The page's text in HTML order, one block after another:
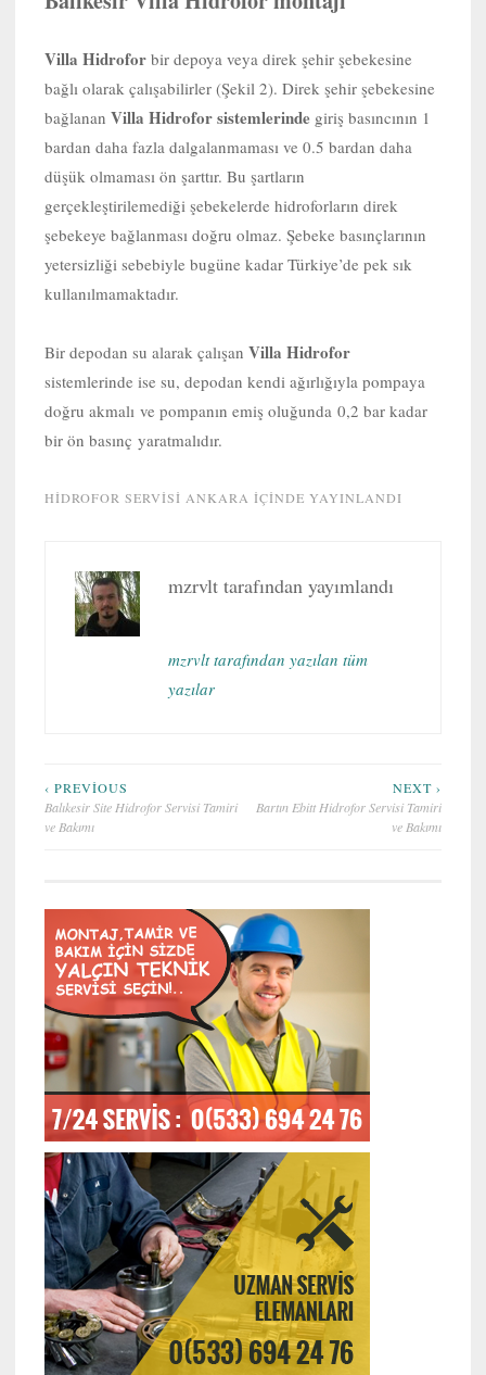
Villa Hidrofor bir depoya veya direk şehir şebekesine
bağlı olarak çalışabilirler (Şekil 2). Direk şehir şebekesine
bağlanan Villa Hidrofor sistemlerinde giriş basıncının 1
bardan daha fazla dalgalanmaması ve 0.5 bardan daha
düşük olmaması ön şarttır. Bu şartların
gerçekleştirilemediği şebekelerde hidroforların direk
şebekeye bağlanması doğru olmaz. Şebeke basınçlarının
yetersizliği sebebiyle bugüne kadar Türkiye’de pek sık
kullanılmamaktadır.
Bir depodan su alarak çalışan Villa Hidrofor
sistemlerinde ise su, depodan kendi ağırlığıyla pompaya
doğru akmalı ve pompanın emiş oluğunda 0,2 bar kadar
bir ön basınç yaratmalıdır.
HIDROFOR SERVISI ANKARA IÇINDE YAYINLANDI
mzrvlt tarafından yayımlandı
mzrvlt tarafından yazılan tüm
yazılar
Yazı
gezinmesi
‹ PREVIOUS
Balıkesir Site Hidrofor Servisi Tamiri
ve Bakımı
NEXT ›
Bartın Ebitt Hidrofor Servisi Tamiri
ve Bakımı